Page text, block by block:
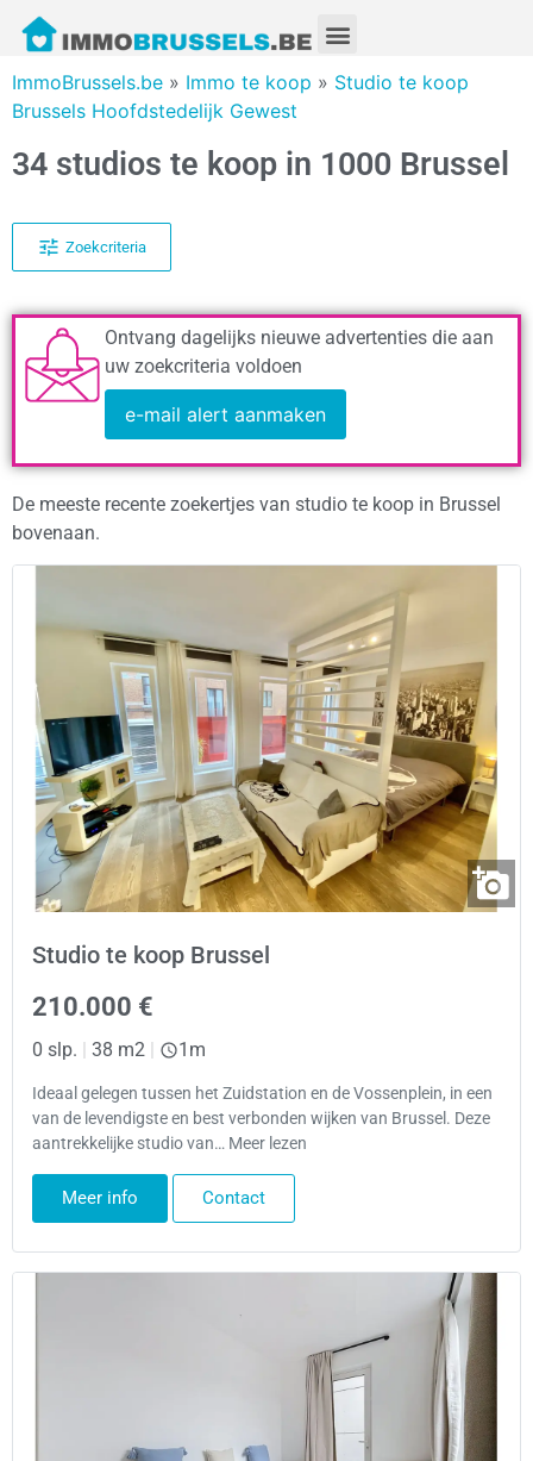
ImmoBrussels.be » Immo te koop » Studio te koop
Brussels Hoofdstedelijk Gewest
34 studios te koop in 1000 Brussel
Zoekcriteria
Ontvang dagelijks nieuwe advertenties die aan
uw zoekcriteria voldoen
e-mail alert aanmaken
De meeste recente zoekertjes van studio te koop in Brussel
bovenaan.
Studio te koop Brussel
210.000 €
0 slp. | 38 m2 | 1m
Ideaal gelegen tussen het Zuidstation en de Vossenplein, in een
van de levendigste en best verbonden wijken van Brussel. Deze
aantrekkelijke studio van… Meer lezen
Meer info Contact